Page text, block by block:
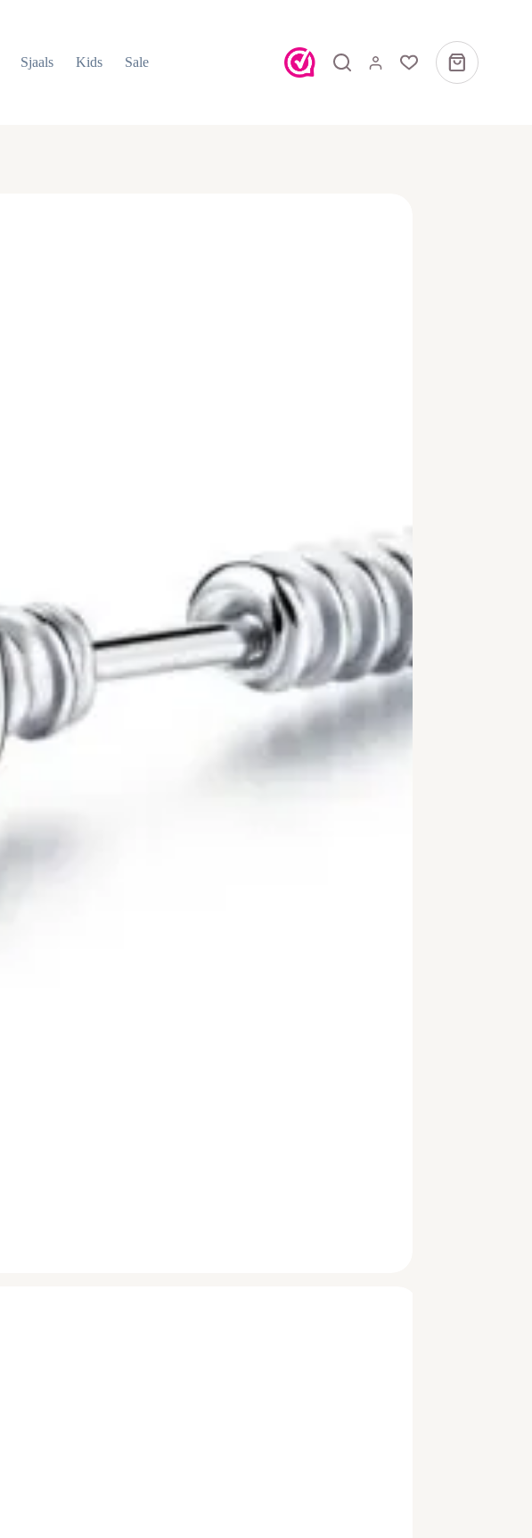
Sjaals Kids Sale Winkelwagen